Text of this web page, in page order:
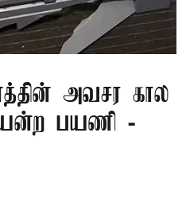
அவசர கால
பயணி -